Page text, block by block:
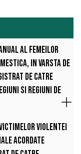
AL FEMEILOR
IN VARSTA DE
DE CATRE
SI REGIUNI DE
victimelor violentei
acordate